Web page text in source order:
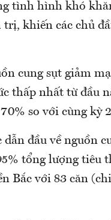
tình hình khó
khiến các chủ
cung sụt giảm
thấp nhất từ đầu
so với cùng kỳ
đầu về nguồn
tổng lượng tiêu
Bắc với 83 căn